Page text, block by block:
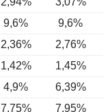
9,6% 9,6%
2,36% 2,76%
1,42% 1,45%
4,9% 6,39%
7,75% 7,95%